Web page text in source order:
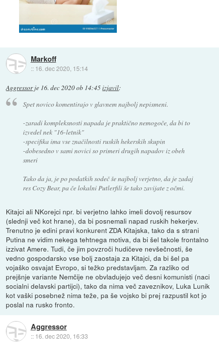
Markoff
:: 16. dec 2020, 15:14
Aggressorje 16. dec 2020 ob 14:45izjavil:
Spet novico komentirajo v glavnem najbolj nepismeni.
-zaradi kompleksnosti napada je praktično nemogoče, da bi to
izvedel nek "16-letnik"
-specifika ima vse značilnosti ruskih hekerskih skupin
-dobesedno v sami novici so primeri drugih napadov iz obeh
smeri
Tako da ja, je po podatkih sodeč še najbolj verjetno, da je zadaj
res Cozy Bear, pa če lokalni Putlerfili še tako zavijate z očmi.
Kitajci ali NKorejci npr. bi verjetno lahko imeli dovolj resursov
(slednji več kot hrane), da bi posnemali napad ruskih hekerjev.
Trenutno je edini pravi konkurent ZDA Kitajska, tako da s strani
Putina ne vidim nekega tehtnega motiva, da bi šel takole frontalno
izzivat Amere. Tudi, če jim povzroči hudičeve nevšečnosti, še
vedno gospodarsko vse bolj zaostaja za Kitajci, da bi šel pa
vojaško osvajat Evropo, si težko predstavljam. Za razliko od
prejšnje variante Nemčije ne obvladujejo več desni komunisti (naci
socialni delavski partijci), tako da nima več zaveznikov, Luka Lunik
kot vaški posebnež nima teže, pa še vojsko bi prej razpustil kot jo
poslal na rusko fronto.
Aggressor
:: 16. dec 2020, 16:33